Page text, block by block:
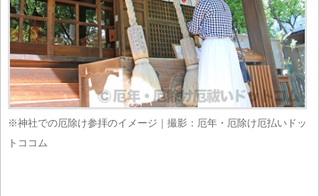
※神社での厄除け参拝のイメージ｜撮影：厄年・厄除け厄払いドッ
トココム